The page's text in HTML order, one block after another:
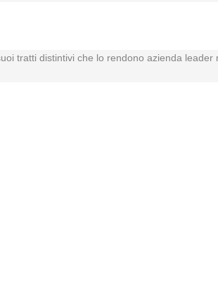
tratti distintivi che lo rendono azienda leader